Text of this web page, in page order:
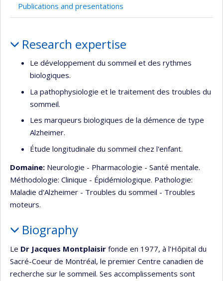
Publications and presentations
Research expertise
Le développement du sommeil et des rythmes
biologiques.
La pathophysiologie et le traitement des troubles du
sommeil.
Les marqueurs biologiques de la démence de type
Alzheimer.
Étude longitudinale du sommeil chez l'enfant.
Domaine: Neurologie - Pharmacologie - Santé mentale.
Méthodologie: Clinique - Épidémiologique. Pathologie:
Maladie d'Alzheimer - Troubles du sommeil - Troubles
moteurs.
Biography
Le Dr Jacques Montplaisir fonde en 1977, à l’Hôpital du
Sacré-Coeur de Montréal, le premier Centre canadien de
recherche sur le sommeil. Ses accomplissements sont